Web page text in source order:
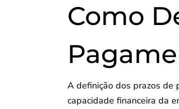
Como
A definição dos prazos de
capacidade financeira da